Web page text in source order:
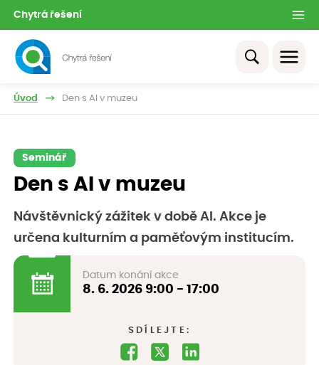
Chytrá řešení
Úvod Den s AI v muzeu
Seminář
Den s AI v muzeu
Návštěvnický zážitek v době AI. Akce je
určena kulturním a paměťovým institucím.
Datum konání akce
8. 6. 2026 9:00 - 17:00
SDÍLEJTE: